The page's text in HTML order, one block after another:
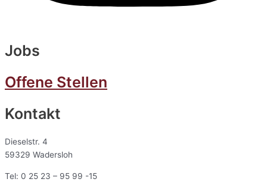
Jobs
Offene Stellen
Kontakt
Dieselstr. 4
59329 Wadersloh
Tel: 0 25 23 – 95 99 -15